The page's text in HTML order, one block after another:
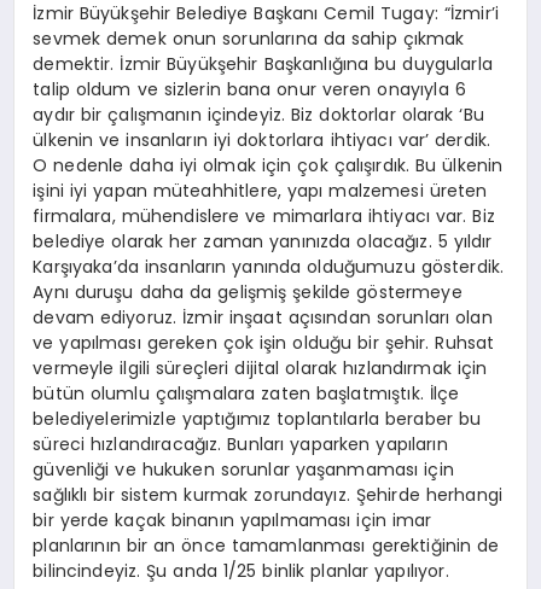
İzmir Büyükşehir Belediye Başkanı Cemil Tugay: “İzmir’i
sevmek demek onun sorunlarına da sahip çıkmak
demektir. İzmir Büyükşehir Başkanlığına bu duygularla
talip oldum ve sizlerin bana onur veren onayıyla 6
aydır bir çalışmanın içindeyiz. Biz doktorlar olarak ‘Bu
ülkenin ve insanların iyi doktorlara ihtiyacı var’ derdik.
O nedenle daha iyi olmak için çok çalışırdık. Bu ülkenin
işini iyi yapan müteahhitlere, yapı malzemesi üreten
firmalara, mühendislere ve mimarlara ihtiyacı var. Biz
belediye olarak her zaman yanınızda olacağız. 5 yıldır
Karşıyaka’da insanların yanında olduğumuzu gösterdik.
Aynı duruşu daha da gelişmiş şekilde göstermeye
devam ediyoruz. İzmir inşaat açısından sorunları olan
ve yapılması gereken çok işin olduğu bir şehir. Ruhsat
vermeyle ilgili süreçleri dijital olarak hızlandırmak için
bütün olumlu çalışmalara zaten başlatmıştık. İlçe
belediyelerimizle yaptığımız toplantılarla beraber bu
süreci hızlandıracağız. Bunları yaparken yapıların
güvenliği ve hukuken sorunlar yaşanmaması için
sağlıklı bir sistem kurmak zorundayız. Şehirde herhangi
bir yerde kaçak binanın yapılmaması için imar
planlarının bir an önce tamamlanması gerektiğinin de
bilincindeyiz. Şu anda 1/25 binlik planlar yapılıyor.